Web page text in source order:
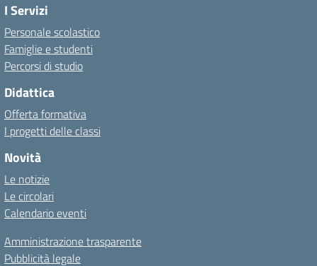
I Servizi
Personale scolastico
Famiglie e studenti
Percorsi di studio
Didattica
Offerta formativa
I progetti delle classi
Novità
Le notizie
Le circolari
Calendario eventi
Amministrazione trasparente
Pubblicità legale